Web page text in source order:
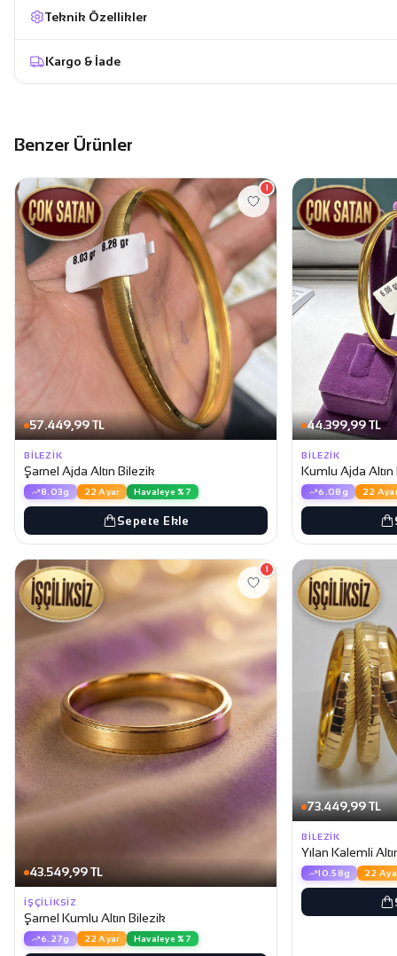
Teknik Özellikler
Kargo & İade
Benzer Ürünler
57.449,99 TL
1
BILEZIK
Şarnel Ajda Altın Bilezik
8.03g 22 Ayar Havaleye %7
Sepete Ekle
44.399,99 TL
BILEZIK
Kumlu Ajda
6.08g 22 Ayar
43.549,99 TL
1
İŞÇILIKSIZ
Şarnel Kumlu Altın Bilezik
6.27g 22 Ayar Havaleye %7
73.449,99 TL
BILEZIK
Yılan Kalemli
10.58g 22